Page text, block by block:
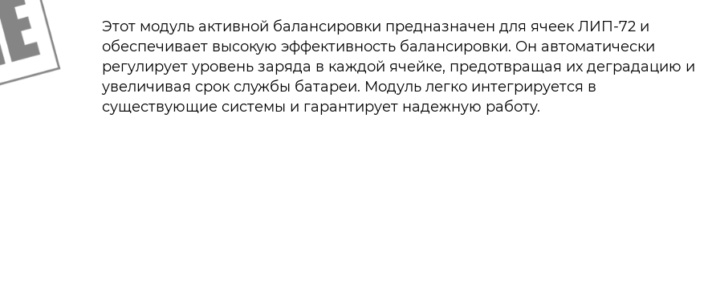
Этот модуль активной балансировки предназначен для ячеек ЛИП-72 и
обеспечивает высокую эффективность балансировки. Он автоматически
регулирует уровень заряда в каждой ячейке, предотвращая их деградацию и
увеличивая срок службы батареи. Модуль легко интегрируется в
существующие системы и гарантирует надежную работу.